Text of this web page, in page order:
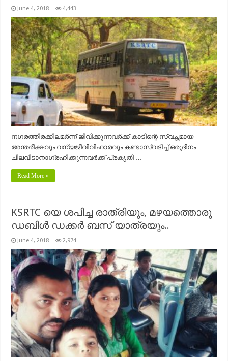
June 4, 2018 4,443
നഗരത്തിരക്കിലമര്‍ന്ന് ജീവിക്കുന്നവര്‍ക്ക് കാടിന്റെ സ്വച്ഛമായ
അന്തരീക്ഷവും വന്യജീവിവിഹാരവും കണ്ടാസ്വദിച്ച് ഒരുദിനം
ചിലവിടാനാഗ്രഹിക്കുന്നവര്‍ക്ക് പ്രകൃതി …
Read More »
KSRTC യെ ശപിച്ച രാത്രിയും, മഴയത്തൊരു
ഡബിൾ ഡക്കർ ബസ് യാത്രയും..
June 4, 2018 2,974